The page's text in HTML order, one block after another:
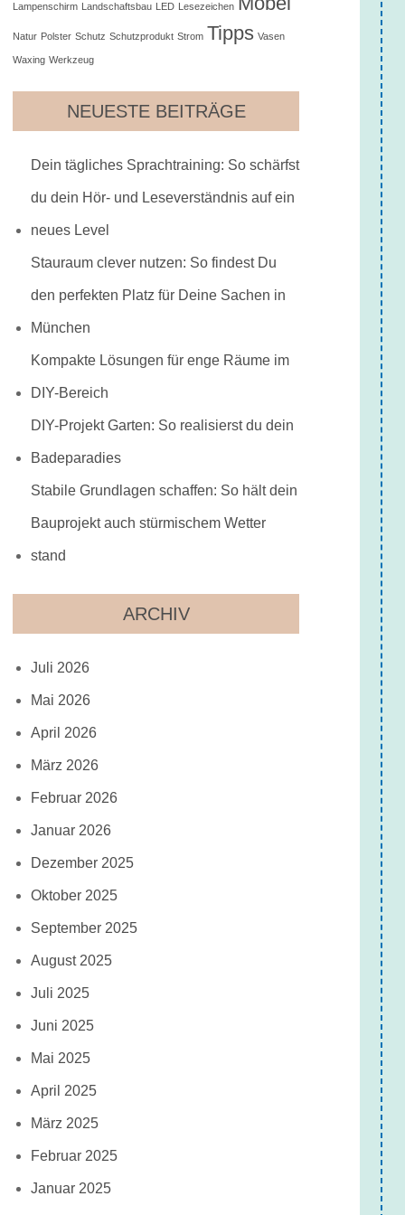
Lampenschirm Landschaftsbau LED Lesezeichen
Natur Polster Schutz Schutzprodukt Strom Tipps Vasen
Waxing Werkzeug
NEUESTE BEITRÄGE
Dein tägliches Sprachtraining: So schärfst
du dein Hör- und Leseverständnis auf ein
neues Level
Stauraum clever nutzen: So findest Du
den perfekten Platz für Deine Sachen in
München
Kompakte Lösungen für enge Räume im
DIY-Bereich
DIY-Projekt Garten: So realisierst du dein
Badeparadies
Stabile Grundlagen schaffen: So hält dein
Bauprojekt auch stürmischem Wetter
stand
ARCHIV
Juli 2026
Mai 2026
April 2026
März 2026
Februar 2026
Januar 2026
Dezember 2025
Oktober 2025
September 2025
August 2025
Juli 2025
Juni 2025
Mai 2025
April 2025
März 2025
Februar 2025
Januar 2025